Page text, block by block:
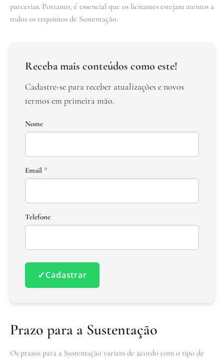
parcerias. Portanto, é essencial que os licitantes estejam atentos a
todos os requisitos de Sustentação.
Receba mais conteúdos como este!
Cadastre-se para receber atualizações e novos
termos em primeira mão.
Nome
Email *
Telefone
✓Cadastrar
Prazo para a Sustentação
Os prazos para a Sustentação variam de acordo com o tipo de